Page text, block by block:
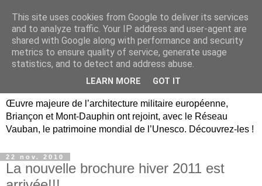
Briançon, Mont-Dauphin,
Vauban Unesco Hautes-
Œuvre majeure de l’architecture militaire européenne,
Briançon et Mont-Dauphin ont rejoint, avec le Réseau
Vauban, le patrimoine mondial de l’Unesco. Découvrez-les !
22 nov. 2010
La nouvelle brochure hiver 2011 est
This site uses cookies from Google to deliver its services
and to analyze traffic. Your IP address and user-agent are
shared with Google along with performance and security
metrics to ensure quality of service, generate usage
statistics, and to detect and address abuse.
LEARN MORE GOT IT